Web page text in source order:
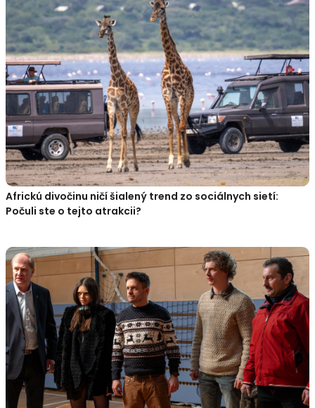
Africkú divočinu ničí šialený trend zo sociálnych sietí:
Počuli ste o tejto atrakcii?